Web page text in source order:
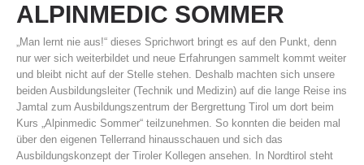
ALPINMEDIC SOMMER
„Man lernt nie aus!“ dieses Sprichwort bringt es auf den Punkt, denn
nur wer sich weiterbildet und neue Erfahrungen sammelt kommt weiter
und bleibt nicht auf der Stelle stehen. Deshalb machten sich unsere
beiden Ausbildungsleiter (Technik und Medizin) auf die lange Reise ins
Jamtal zum Ausbildungszentrum der Bergrettung Tirol um dort beim
Kurs „Alpinmedic Sommer“ teilzunehmen. So konnten die beiden mal
über den eigenen Tellerrand hinausschauen und sich das
Ausbildungskonzept der Tiroler Kollegen ansehen. In Nordtirol steht